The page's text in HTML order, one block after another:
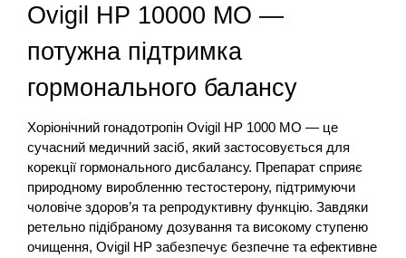
Ovigil HP 10000 МО —
потужна підтримка
гормонального балансу
Хоріонічний гонадотропін Ovigil HP 1000 МО — це
сучасний медичний засіб, який застосовується для
корекції гормонального дисбалансу. Препарат сприяє
природному виробленню тестостерону, підтримуючи
чоловіче здоров’я та репродуктивну функцію. Завдяки
ретельно підібраному дозування та високому ступеню
очищення, Ovigil HP забезпечує безпечне та ефективне